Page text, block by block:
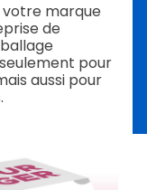
marque
de
pour
aussi pour